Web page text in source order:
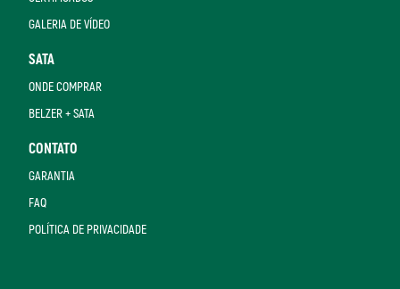
GALERIA DE VÍDEO
SATA
ONDE COMPRAR
BELZER + SATA
CONTATO
GARANTIA
FAQ
POLÍTICA DE PRIVACIDADE